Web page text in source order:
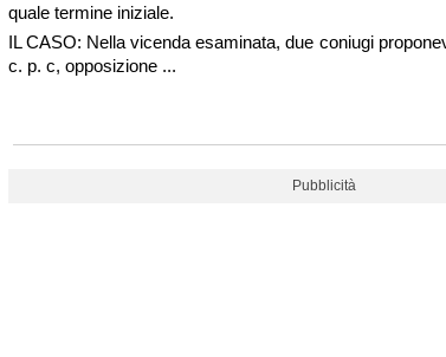
quale termine iniziale.
IL CASO: Nella vicenda esaminata, due coniugi
c. p. c, opposizione ...
Pubblicità